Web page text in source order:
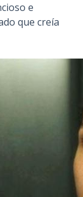
e
que creía